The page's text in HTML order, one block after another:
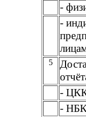
-
-
5
-
-